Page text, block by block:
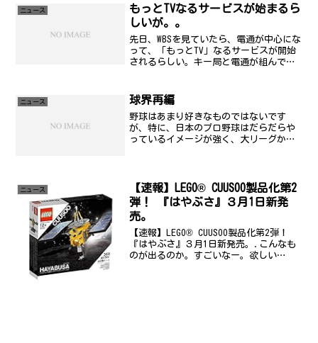
「...
ニュース
もっとTVなるサービスが始まるら
しいが。。
先日、WBSを見ていたら、電通が中心にな
って、「もっとTV」なるサービスが開始
されるらしい。キー局と電通が組んで、
ろうか。iTunesでも、テレビという枠が
あって、国に...
ニュース 球界再編
野球はあまり好きなものではないです
が、特に、日本のプロ野球はだらだらや
っているイメージが強く、大リーグから
しようとしています。そこで、...
ニュース
【速報】LEGO® CUUSOO製品化第2
弾！ 『はやぶさ』３月1日新発
売。
【速報】LEGO® CUUSOO製品化第2弾！
『はやぶさ』３月1日新発売。.こんなも
のが出るのか。すごいなー。欲しい